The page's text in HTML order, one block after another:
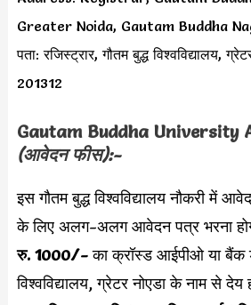
Greater Noida, Gautam Buddha
पता: रजिस्ट्रार, गौतम बुद्ध विश्वविद्यालय,
201312
Gautam Buddha University
(आवेदन फीस):-
इस गौतम बुद्ध विश्वविद्यालय नौकरी में
के लिए अलग-अलग आवेदन पत्र भरना
रु. 1000/-का क्रॉस्ड आईपीओ या बैंक
विश्वविद्यालय, ग्रेटर नोएडा के नाम से देय